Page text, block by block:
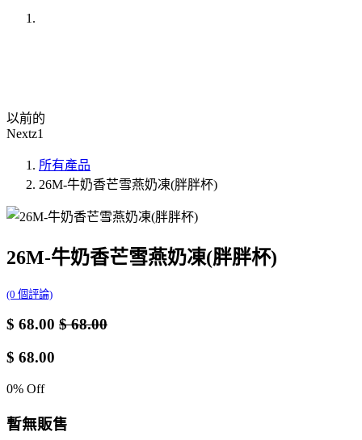
以前的
Nextz1
所有產品
26M-牛奶香芒雪燕奶凍(胖胖杯)
26M-牛奶香芒雪燕奶凍(胖胖杯)
(0 個評論)
$ 68.00 $68.00
$ 68.00
0% Off
暫無販售